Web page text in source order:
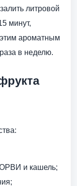
литровой
минут,
ароматным
в неделю.
ОРВИ и кашель;